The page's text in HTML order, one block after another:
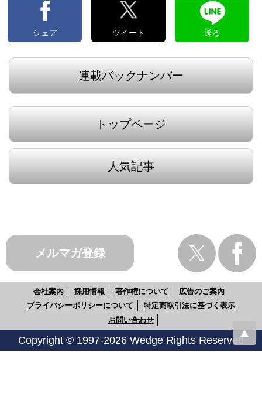
シェア ツイート 送る
連載バックナンバー
トップページ
人気記事
メルマガ登録
会社案内 採用情報 著作権について
広告のご案内
プライバシーポリシーについて
特定商取引法に基づく表示
お問い合わせ
Copyright © 1997-2026 Wedge Rights Reserved